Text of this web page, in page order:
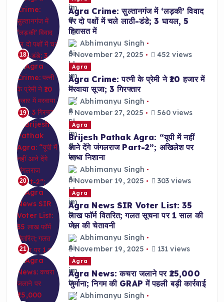
18
Agra Crime: सुल्तानगंज में ‘लड़की’ विवाद
पर दो पक्षों में चले लाठी-डंडे; 3 घायल, 5
हिरासत में
Abhimanyu Singh
November 27, 2025
452 views
19
Agra
Agra Crime: पत्नी के प्रेमी ने ₹10 हजार में
मरवाया सूजा; 3 गिरफ्तार
Abhimanyu Singh
November 27, 2025
560 views
20
Agra
Brijesh Pathak Agra: “यूपी में नहीं
आने देंगे जंगलराज Part-2”; अखिलेश पर
साधा निशाना
Abhimanyu Singh
November 19, 2025
303 views
21
Agra
Agra News SIR Voter List: 35
लाख फॉर्म वितरित; गलत सूचना पर 1 साल की
जेल की चेतावनी
Abhimanyu Singh
November 19, 2025
131 views
Agra
Agra News: कचरा जलाने पर ₹25,000
जुर्माना; निगम की GRAP में पहली बड़ी कार्रवाई
Abhimanyu Singh